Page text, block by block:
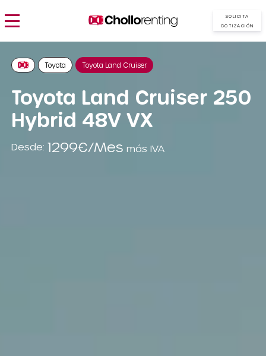
SOLICITA
COTIZACIÓN
Toyota Toyota Land Cruiser
Toyota Land Cruiser 250
Hybrid 48V VX
Desde: 1299€/Mes más IVA